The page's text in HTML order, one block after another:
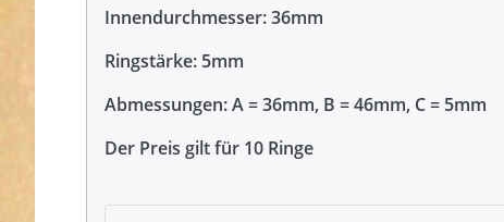
Innendurchmesser: 36mm
Ringstärke: 5mm
Abmessungen: A = 36mm, B = 46mm, C = 5mm
Der Preis gilt für 10 Ringe